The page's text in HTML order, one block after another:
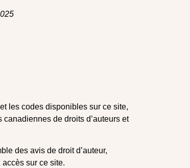
les codes disponibles sur ce site,
de droits d’auteurs et
des avis de droit d’auteur,
sur ce site.